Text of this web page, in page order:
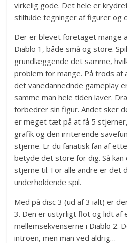
virkelig gode. Det hele er
stilfulde tegninger af figurer og
Der er blevet foretaget mange
Diablo 1, både små og store.
grundlæggende det samme,
problem for mange. På trods af
det vanedannednde gameplay
samme man hele tiden laver.
forbedrer sin figur. Andet sker
er meget tæt på at få 5
grafik og den irriterende
stjerne. Er du fanatisk fan af
betyde det store for dig. Så
stjerne til. For alle andre er det
underholdende spil.
Med på disc 3 (ud af 3 ialt) er
3. Den er ustyrligt flot og lidt af
mellemsekvenserne i Diablo 2.
introen, men man ved aldrig…